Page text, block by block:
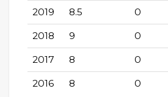
2019 8.5 0
2018 9 0
2017 8 0
2016 8 0